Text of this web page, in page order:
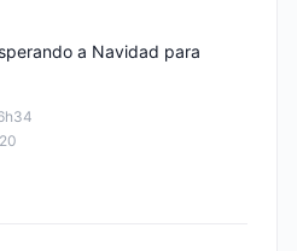
a Navidad para